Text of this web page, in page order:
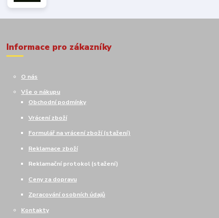
Informace pro zákazníky
O nás
Vše o nákupu
Obchodní podmínky
Vrácení zboží
Formulář na vrácení zboží (stažení)
Reklamace zboží
Reklamační protokol (stažení)
Ceny za dopravu
Zpracování osobních údajů
Kontakty